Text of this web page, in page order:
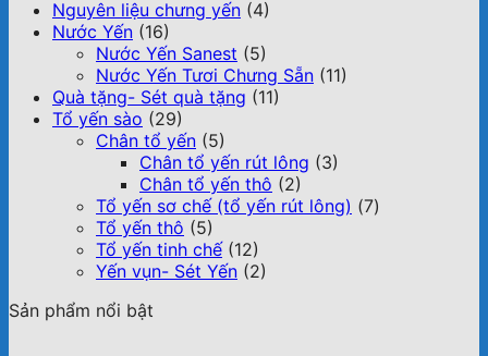
Nguyên liệu chưng yến (4)
Nước Yến (16)
Nước Yến Sanest (5)
Nước Yến Tươi Chưng Sẵn (11)
Quà tặng- Sét quà tặng (11)
Tổ yến sào (29)
Chân tổ yến (5)
Chân tổ yến rút lông (3)
Chân tổ yến thô (2)
Tổ yến sơ chế (tổ yến rút lông) (7)
Tổ yến thô (5)
Tổ yến tinh chế (12)
Yến vụn- Sét Yến (2)
Sản phẩm nổi bật